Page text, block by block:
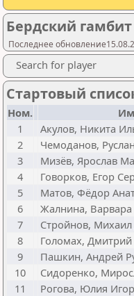
Бердский
Последнее
Search for player
Стартовый
Ном.
1
Акулов, Никита
2
Чемоданов,
3
Мизёв, Ярослав
4
Говорков, Егор
5
Матов, Фёдор
6
Жалнина, Варвара
7
Стройнов,
8
Голомах,
9
Пашкин, Андрей
10
Сидоренко,
11
Рогова, Юлия